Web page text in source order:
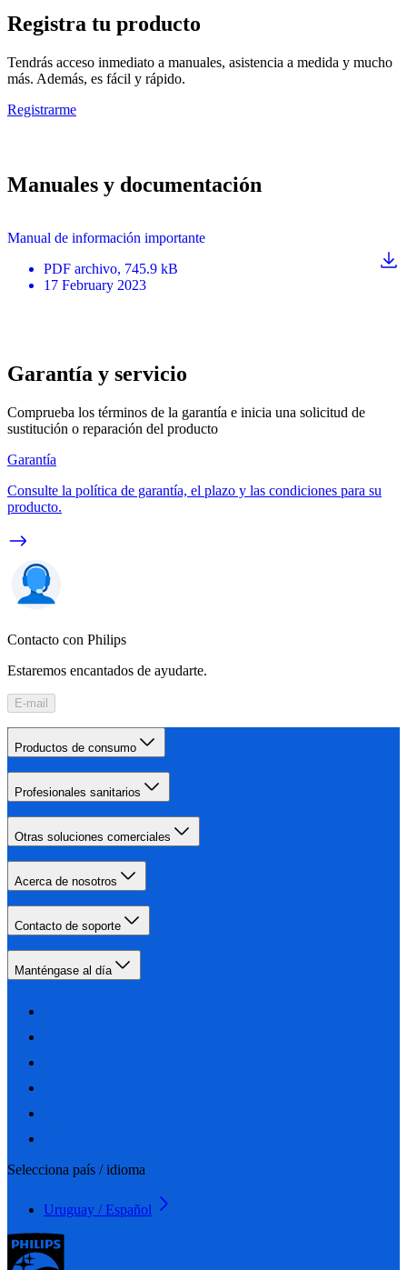
Registra tu producto
Tendrás acceso inmediato a manuales, asistencia a medida y mucho
más. Además, es fácil y rápido.
Registrarme
Manuales y documentación
Manual de información importante
PDF archivo, 745.9 kB
17 February 2023
Garantía y servicio
Comprueba los términos de la garantía e inicia una solicitud de
sustitución o reparación del producto
Garantía
Consulte la política de garantía, el plazo y las condiciones para su
producto.
Contacto con Philips
Estaremos encantados de ayudarte.
E-mail
Productos de consumo
Profesionales sanitarios
Otras soluciones comerciales
Acerca de nosotros
Contacto de soporte
Manténgase al día
Selecciona país / idioma
Uruguay / Español